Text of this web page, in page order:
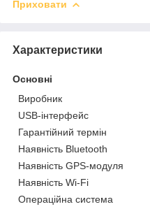
Приховати
Характеристики
Основні
Виробник
USB-інтерфейс
Гарантійний термін
Наявність Bluetooth
Наявність GPS-модуля
Наявність Wi-Fi
Операційна система